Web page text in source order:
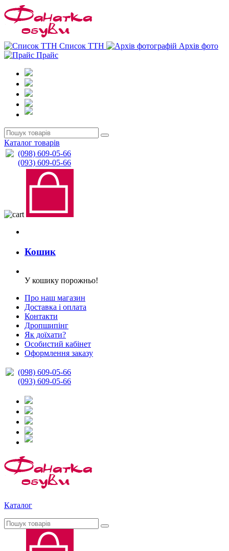
Список ТТН
Архів фото
Прайс
Каталог товарів
(098) 609-05-66
(093) 609-05-66
Кошик
У кошику порожньо!
Про наш магазин
Доставка і оплата
Контакти
Дропшипінг
Як доїхати?
Особистий кабінет
Оформлення заказу
(098) 609-05-66
(093) 609-05-66
Каталог